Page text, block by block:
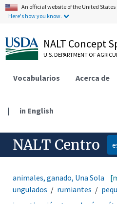
An official website of the United
Here's how you know.
NALT Concept
U.S. DEPARTMENT OF
Vocabularios Acerca de
| in English
NALT Centro
animales, ganado, Una Sola
ungulados
rumiantes